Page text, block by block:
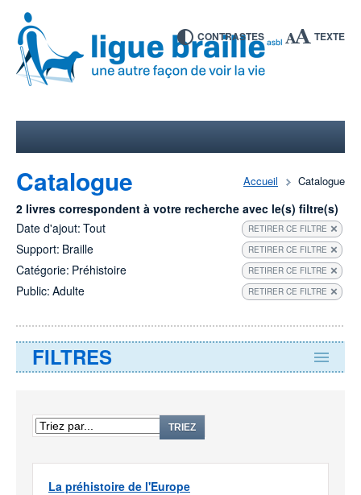
CONTRASTES TEXTE
Accueil Catalogue
Catalogue
2 livres correspondent à votre recherche avec le(s) filtre(s)
Date d'ajout: Tout RETIRER CE FILTRE
Support: Braille RETIRER CE FILTRE
Catégorie: Préhistoire RETIRER CE FILTRE
Public: Adulte RETIRER CE FILTRE
FILTRES
TRIEZ
La préhistoire de l'Europe